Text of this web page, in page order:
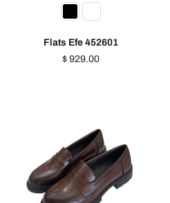
Flats Efe 452601
Precio
$ 929.00